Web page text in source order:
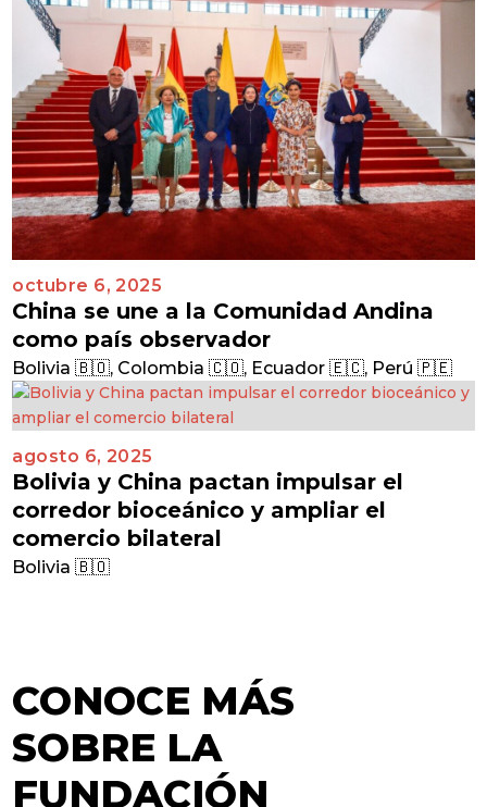
octubre 6, 2025
China se une a la Comunidad Andina
como país observador
Bolivia 🇧🇴, Colombia 🇨🇴, Ecuador 🇪🇨, Perú 🇵🇪
agosto 6, 2025
Bolivia y China pactan impulsar el
corredor bioceánico y ampliar el
comercio bilateral
Bolivia 🇧🇴
CONOCE MÁS
SOBRE LA
FUNDACIÓN